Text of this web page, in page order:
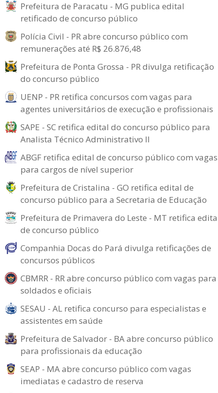
Prefeitura de Paracatu - MG publica edital
retificado de concurso público
Polícia Civil - PR abre concurso público com
remunerações até R$ 26.876,48
Prefeitura de Ponta Grossa - PR divulga retificação
do concurso público
UENP - PR retifica concursos com vagas para
agentes universitários de execução e profissionais
SAPE - SC retifica edital do concurso público para
Analista Técnico Administrativo II
ABGF retifica edital de concurso público com vagas
para cargos de nível superior
Prefeitura de Cristalina - GO retifica edital de
concurso público para a Secretaria de Educação
Prefeitura de Primavera do Leste - MT retifica
de concurso público
Companhia Docas do Pará divulga retificações de
concursos públicos
CBMRR - RR abre concurso público com vagas para
soldados e oficiais
SESAU - AL retifica concurso para especialistas e
assistentes em saúde
Prefeitura de Salvador - BA abre concurso público
para profissionais da educação
SEAP - MA abre concurso público com vagas
imediatas e cadastro de reserva